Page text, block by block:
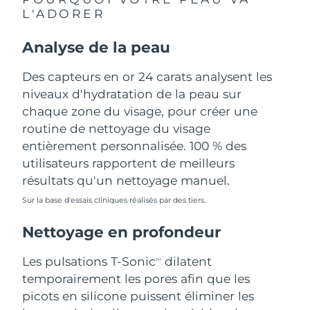
L'ADORER
Analyse de la peau
Des capteurs en or 24 carats analysent les
niveaux d'hydratation de la peau sur
chaque zone du visage, pour créer une
routine de nettoyage du visage
entièrement personnalisée. 100 % des
utilisateurs rapportent de meilleurs
résultats qu'un nettoyage manuel.
Sur la base d'essais cliniques réalisés par des tiers.
Nettoyage en profondeur
Les pulsations T-SonicTM
dilatent
temporairement les pores afin que les
picots en silicone puissent éliminer les
Portugal Livraison estimée
Porto Rico Livraison estimée
Qatar Livraison estimée
La Réunion
Roumanie
Russie Livraison estimée
Arabie saoudite Livraison estimée